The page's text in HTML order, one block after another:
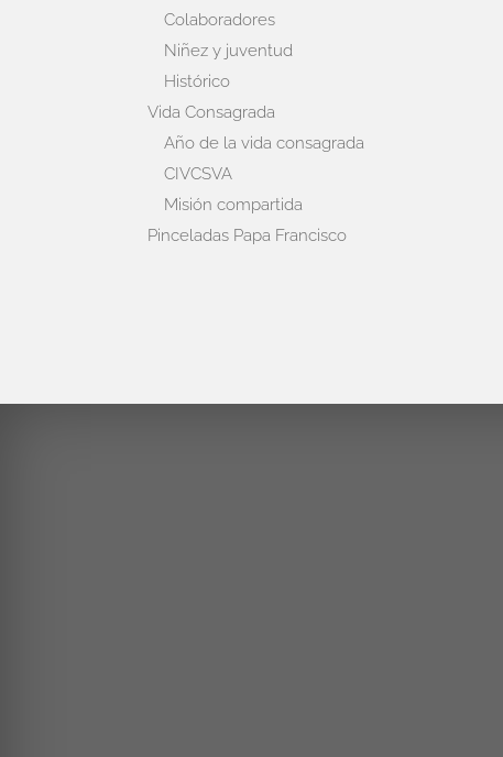
Colaboradores
Niñez y juventud
Histórico
Vida Consagrada
Año de la vida consagrada
CIVCSVA
Misión compartida
Pinceladas Papa Francisco